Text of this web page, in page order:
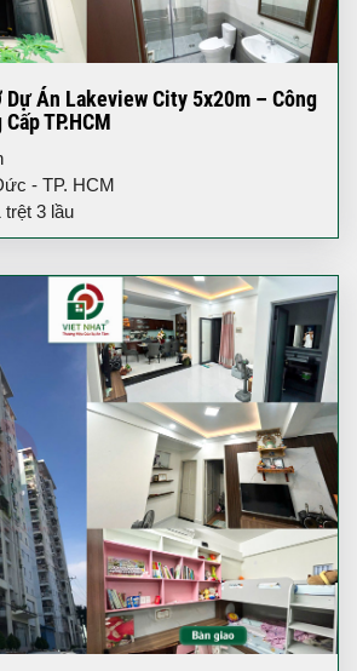
Dự Án Lakeview City 5x20m – Công
TP.HCM
- TP. HCM
trệt 3 lầu